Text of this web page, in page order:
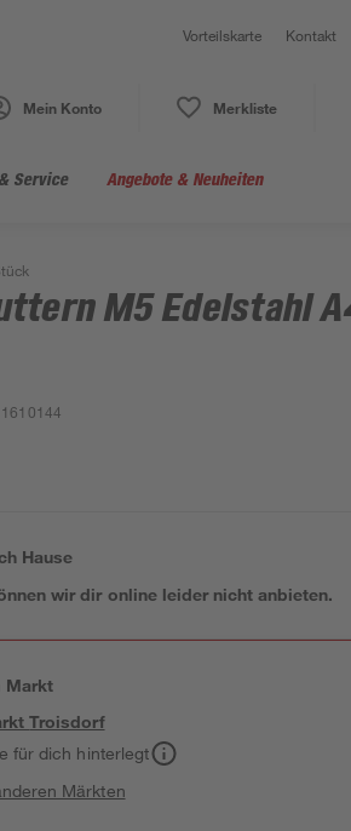
Vorteilskarte Kontakt
Mein Konto Merkliste
Service Angebote & Neuheiten
M5 Edelstahl
1610144
Hause
wir dir online leider nicht anbieten.
Markt
Troisdorf
für dich hinterlegt
Märkten